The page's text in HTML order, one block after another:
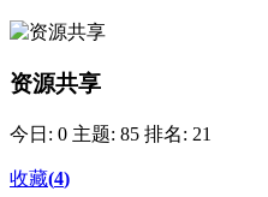
资源共享
今日: 0 主题: 85 排名: 21
收藏(4)